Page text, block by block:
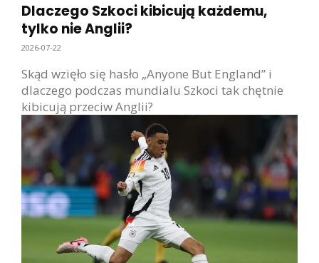
Dlaczego Szkoci kibicują każdemu,
tylko nie Anglii?
2026-07-22
Skąd wzięło się hasło „Anyone But England” i
dlaczego podczas mundialu Szkoci tak chętnie
kibicują przeciw Anglii?